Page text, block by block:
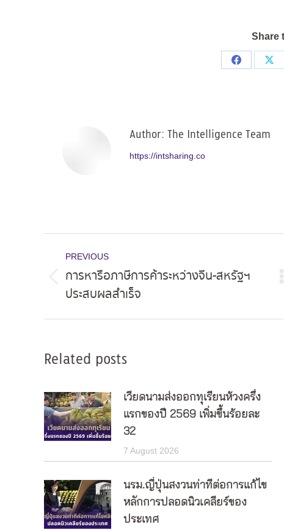
Share
Share
Author: The Intelligence Team
https://intsharing.co
navigation
PREVIOUS
post:
การหารือภาษีการค้าระหว่างจีน-สหรัฐฯ
ประสบผลสำเร็จ
Related posts
เวียดนามส่งออกทุเรียนห้วงครึ่ง
แรกของปี 2569 เพิ่มขึ้นร้อยละ
32
7 August 2026
นรม.ญี่ปุ่นสงวนท่าทีต่อการแก้ไข
หลักการปลอดนิวเคลียร์ของ
ประเทศ